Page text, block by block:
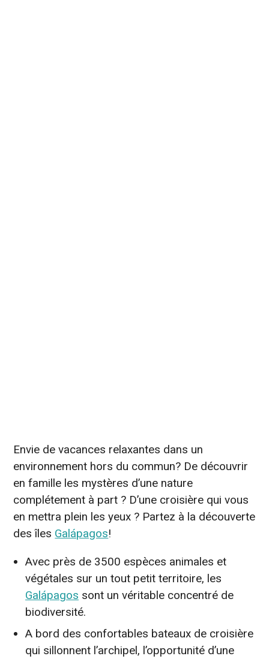
Envie de vacances relaxantes dans un
environnement hors du commun? De découvrir
en famille les mystères d’une nature
complétement à part ? D’une croisière qui vous
en mettra plein les yeux ? Partez à la découverte
des îles Galápagos!
Avec près de 3500 espèces animales et
végétales sur un tout petit territoire, les
Galápagos sont un véritable concentré de
biodiversité.
A bord des confortables bateaux de croisière
qui sillonnent l’archipel, l’opportunité d’une